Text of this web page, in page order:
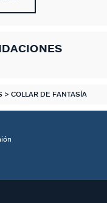
COLLAR DE FANTASÍA